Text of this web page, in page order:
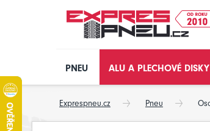
PNEU ALU A PLECHOVÉ DISKY
Exprespneu.cz Pneu